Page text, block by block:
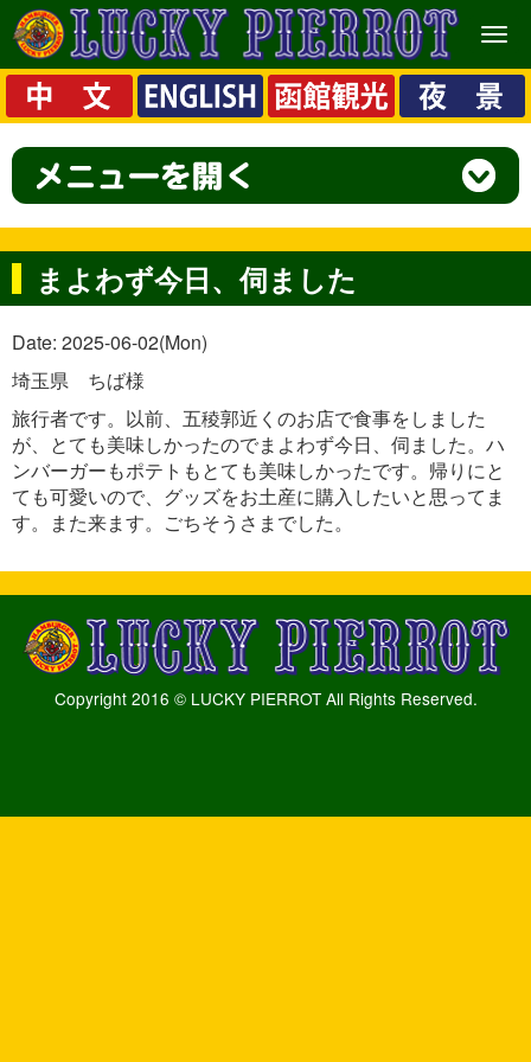
メ
ニ
ュ
ー
まよわず今日、伺ました
Date: 2025-06-02(Mon)
埼玉県 ちば様
旅行者です。以前、五稜郭近くのお店で食事をしました
が、とても美味しかったのでまよわず今日、伺ました。ハ
ンバーガーもポテトもとても美味しかったです。帰りにと
ても可愛いので、グッズをお土産に購入したいと思ってま
す。また来ます。ごちそうさまでした。
Copyright 2016 © LUCKY PIERROT All Rights Reserved.